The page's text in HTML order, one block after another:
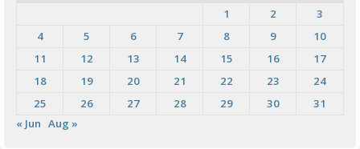
1
2
3
4
5 6 7 8 9
10
11
12 13 14 15 16
17
18
19 20 21 22 23
24
25
26 27 28 29 30
31
« Jun Aug »